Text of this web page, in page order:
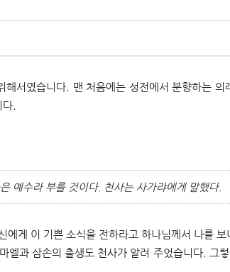
서였습니다. 맨 처음에는 성전에서 분향하는 의
.
예수라 부를 것이다. 천사는 사가랴에게 말했다.
게 이 기쁜 소식을 전하라고 하나님께서 나를
과 삼손의 출생도 천사가 알려 주었습니다. 그